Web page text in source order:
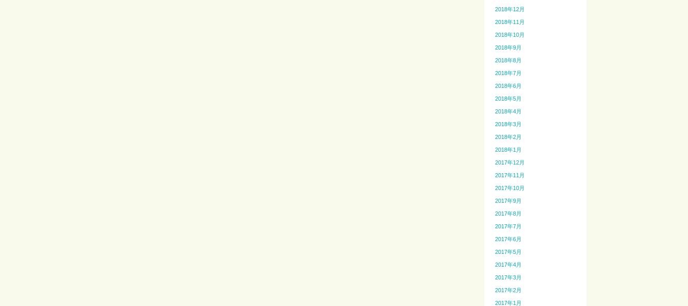
2018年12月
2018年11月
2018年10月
2018年9月
2018年8月
2018年7月
2018年6月
2018年5月
2018年4月
2018年3月
2018年2月
2018年1月
2017年12月
2017年11月
2017年10月
2017年9月
2017年8月
2017年7月
2017年6月
2017年5月
2017年4月
2017年3月
2017年2月
2017年1月